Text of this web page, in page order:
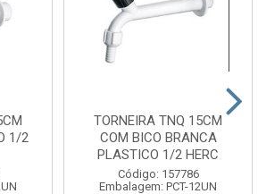
1/2
TORNEIRA TNQ 15CM
COM BICO BRANCA
PLASTICO 1/2 HERC
Código: 157786
Embalagem: PCT-12UN